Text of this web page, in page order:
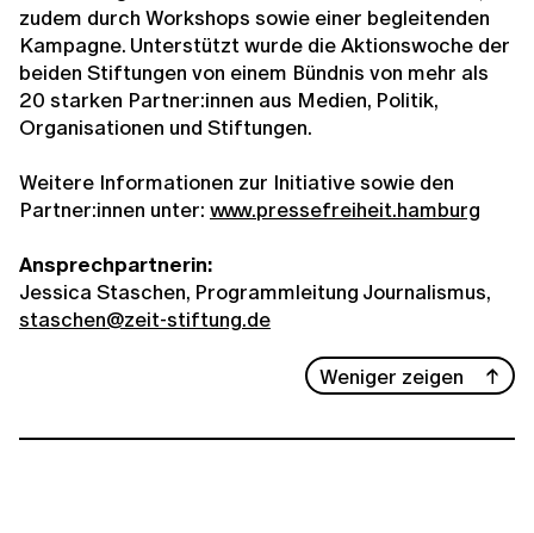
zudem durch Workshops sowie einer begleitenden
Kampagne. Unterstützt wurde die Aktionswoche der
beiden Stiftungen von einem Bündnis von mehr als
20 starken Partner:innen aus Medien, Politik,
Organisationen und Stiftungen.
Weitere Informationen zur Initiative sowie den
Partner:innen unter: www.pressefreiheit.hamburg
Ansprechpartnerin:
Jessica Staschen, Programmleitung Journalismus,
staschen@zeit-stiftung.de
Weniger zeigen